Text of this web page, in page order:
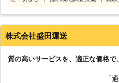
す！ 大型家具の場合、状況に応じて分解することがありま
お
で
株式会社盛田運送
質の高いサービスを、適正な価格で
「